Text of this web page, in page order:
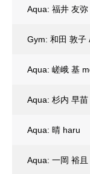
Aqua: 福井 友
Gym: 和田 敦子
Aqua: 嵯峨 基
Aqua: 杉内 早
Aqua: 晴 haru
Aqua: 一岡 裕